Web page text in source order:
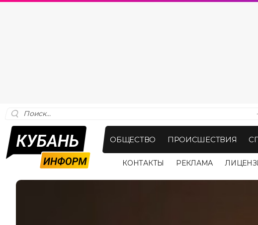
ОБЩЕСТВО ПРОИСШЕСТВИЯ
КОНТАКТЫ РЕКЛАМА